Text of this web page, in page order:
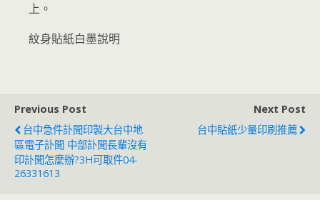
上。
紋身貼紙白墨說明
Previous Post
台中急件訃聞印製大台中地
區電子訃聞 中部訃聞長輩沒有
印訃聞怎麼辦?3H可取件04-
26331613
Next Post
台中貼紙少量印刷推薦